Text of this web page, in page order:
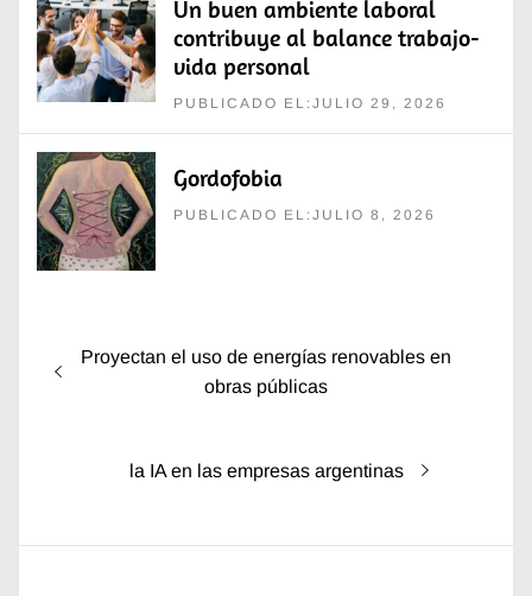
Un buen ambiente laboral
contribuye al balance trabajo-
vida personal
PUBLICADO EL:JULIO 29, 2026
Gordofobia
PUBLICADO EL:JULIO 8, 2026
Navegación
de
Entrada
Proyectan el uso de energías renovables en
obras públicas
Entrada
la IA en las empresas argentinas